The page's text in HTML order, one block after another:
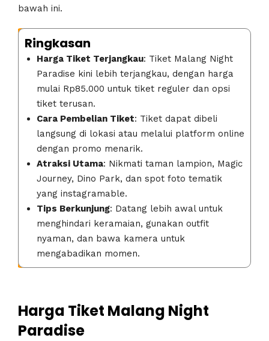
bawah ini.
Ringkasan
Harga Tiket Terjangkau: Tiket Malang Night
Paradise kini lebih terjangkau, dengan harga
mulai Rp85.000 untuk tiket reguler dan opsi
tiket terusan.
Cara Pembelian Tiket: Tiket dapat dibeli
langsung di lokasi atau melalui platform online
dengan promo menarik.
Atraksi Utama: Nikmati taman lampion, Magic
Journey, Dino Park, dan spot foto tematik
yang instagramable.
Tips Berkunjung: Datang lebih awal untuk
menghindari keramaian, gunakan outfit
nyaman, dan bawa kamera untuk
mengabadikan momen.
Harga Tiket Malang Night
Paradise